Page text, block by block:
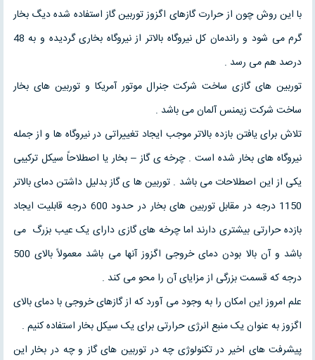
با این روش چون از حرارت گازهای اگزوز توربین گاز استفاده شده دیگ بخار
گرم می شود و راندمان کل نیروگاه بالاتر از نیروگاه بخاری گردیده و به 48
درصد هم می رسد .
توربین های گازی ساخت شرکت جنرال موتور آمریکا و توربین های بخار
ساخت شرکت زیمنس آلمان می باشد .
تلاش برای یافتن بازده بالاتر موجب ایجاد تغییراتی در نیروگاه ها و از جمله
نیروگاه های بخار شده است . چرخه ی گاز – بخار یا اصطلاحاً سیکل ترکیبی
یکی از این اصطلاحات می باشد . توربین ها ی گاز بدلیل داشتن دمای بالاتر
1150 درجه در مقابل توربین های بخار در حدود 600 درجه قابلیت ایجاد
بازده حرارتی بیشتری دارند اما چرخه های گازی دارای یک عیب بزرگ می
باشد و آن بالا بودن دمای خروجی اگزوز آنها می باشد معمولاً بالای 500
درجه که قسمت بزرگی از مزایای آن را محو می کند .
علم امروز این امکان را به وجود می آورد که از گازهای خروجی با دمای بالای
اگزوز به عنوان یک منبع انرژی حرارتی برای یک سیکل بخار استفاده کنیم .
پیشرفت های اخیر در تکنولوژی چه در توربین های گاز و چه در بخار این